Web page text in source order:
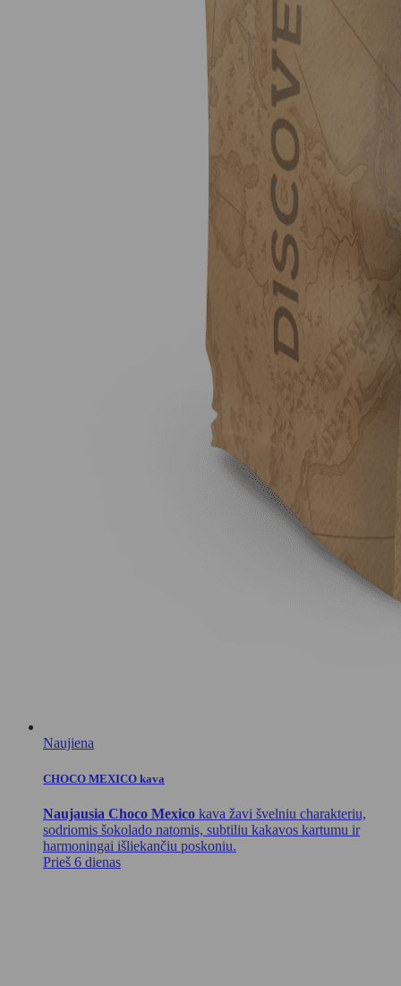
Naujiena
CHOCO MEXICO kava
Naujausia Choco Mexico kava žavi švelniu charakteriu,
sodriomis šokolado natomis, subtiliu kakavos kartumu ir
harmoningai išliekančiu poskoniu.
Prieš 6 dienas